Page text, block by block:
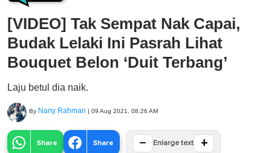
[VIDEO] Tak Sempat Nak Capai,
Budak Lelaki Ini Pasrah Lihat
Bouquet Belon ‘Duit Terbang’
Laju betul dia naik.
By Nany Rahman | 09 Aug 2021, 08:26 AM
Share Share − Enlarge text +